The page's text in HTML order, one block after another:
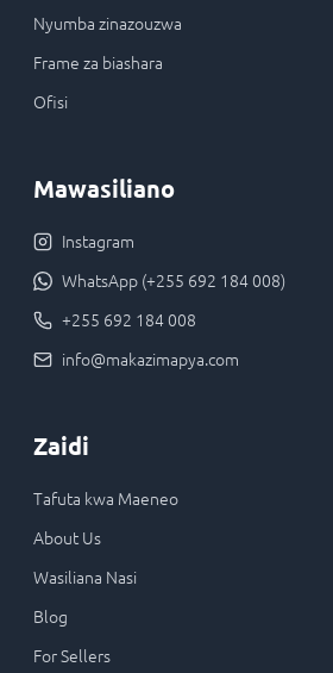
Nyumba zinazouzwa
Frame za biashara
Ofisi
Mawasiliano
Instagram
WhatsApp (+255 692 184 008)
+255 692 184 008
info@makazimapya.com
Zaidi
Tafuta kwa Maeneo
About Us
Wasiliana Nasi
Blog
For Sellers